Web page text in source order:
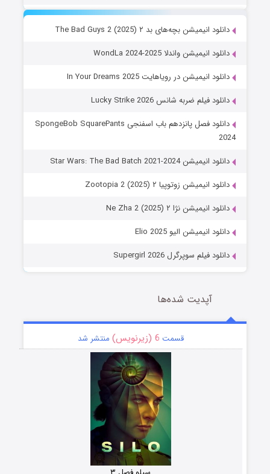
دانلود انیمیشن بچه‌های بد ۲ The Bad Guys 2 (2025)
دانلود انیمیشن واندلا WondLa 2024-2025
دانلود انیمیشن در رویاهایت In Your Dreams 2025
دانلود فیلم ضربه شانس Lucky Strike 2026
دانلود فصل پانزدهم باب اسفنجی SpongeBob SquarePants
2024
دانلود انیمیشن Star Wars: The Bad Batch 2021-2024
دانلود انیمیشن زوتوپیا ۲ Zootopia 2 (2025)
دانلود انیمیشن نژا ۲ Ne Zha 2 (2025)
دانلود انیمیشن الیو Elio 2025
دانلود فیلم سوپرگرل Supergirl 2026
آپدیت شده‌ها
قسمت 6 (زیرنویس) منتشر شد